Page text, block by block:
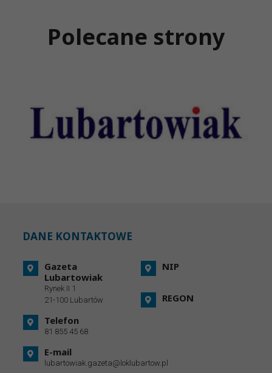
Polecane strony
DANE KONTAKTOWE
Gazeta
Lubartowiak
Rynek II 1
21-100 Lubartów
Telefon
81 855 45 68
E-mail
lubartowiak.gazeta@loklubartow.pl
NIP
REGON